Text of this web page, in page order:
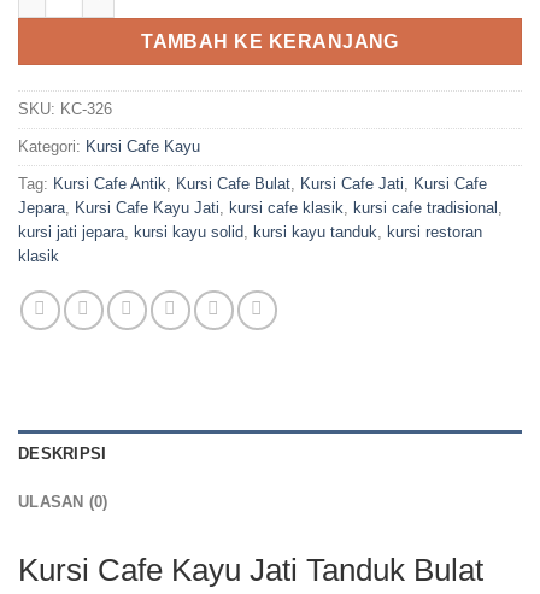
TAMBAH KE KERANJANG
SKU: KC-326
Kategori: Kursi Cafe Kayu
Tag: Kursi Cafe Antik Kursi Cafe Bulat Kursi Cafe Jati
Kursi Cafe
Jepara
Kursi Cafe Kayu Jati kursi cafe klasik kursi cafe tradisional
kursi jati jepara
kursi kayu solid kursi kayu tanduk
kursi restoran
klasik
DESKRIPSI
ULASAN (0)
Kursi Cafe Kayu Jati Tanduk Bulat